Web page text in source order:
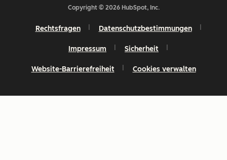
Copyright © 2026 HubSpot, Inc.
Rechtsfragen Datenschutzbestimmungen
Impressum Sicherheit
Website-Barrierefreiheit Cookies verwalten